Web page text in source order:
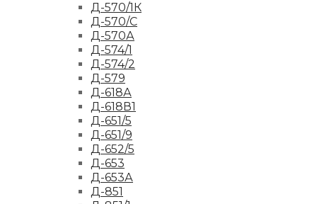
Д-570/1К
Д-570/С
Д-570А
Д-574/1
Д-574/2
Д-579
Д-618А
Д-618В1
Д-651/5
Д-651/9
Д-652/5
Д-653
Д-653А
Д-851